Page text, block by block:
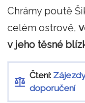
Chrámy poutě
celém ostrově,
v jeho těsné
Čtení:
doporučení